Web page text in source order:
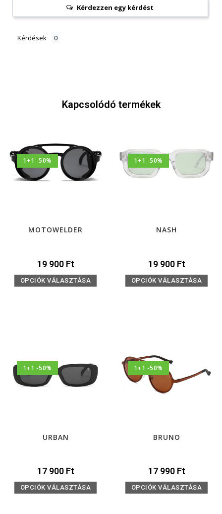
Kérdezzen egy kérdést
Kérdések
Kapcsolódó termékek
1+1 -50%
MOTOWELDER
19 900 Ft
OPCIÓK VÁLASZTÁSA
1+1 -50%
NASH
19 900 Ft
OPCIÓK VÁLASZTÁSA
1+1 -50%
URBAN
17 900 Ft
OPCIÓK VÁLASZTÁSA
1+1 -50%
BRUNO
17 990 Ft
OPCIÓK VÁLASZTÁSA